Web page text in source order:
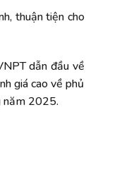
thuận tiện cho
dẫn đầu về
giá cao về phủ
năm 2025.